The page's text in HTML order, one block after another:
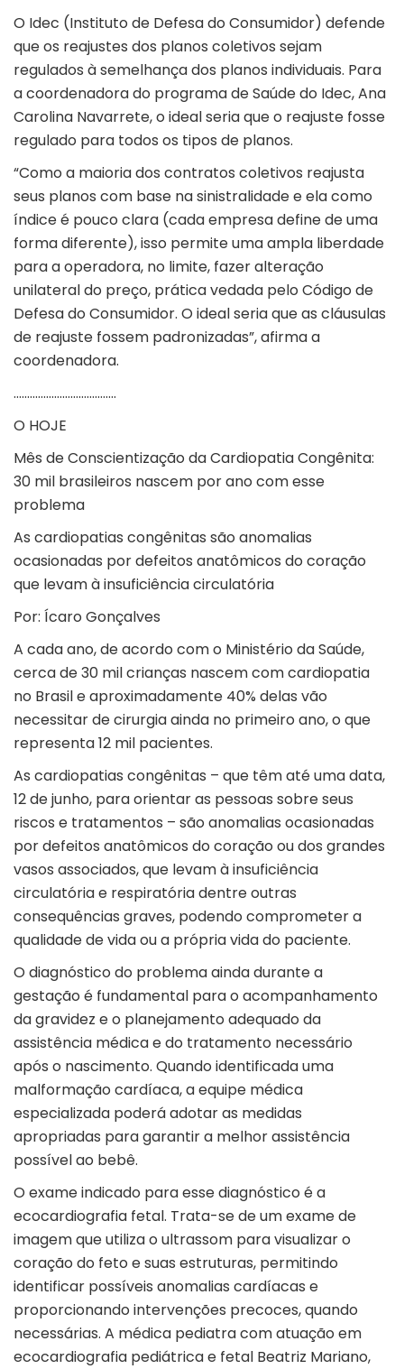
O Idec (Instituto de Defesa do Consumidor) defende
que os reajustes dos planos coletivos sejam
regulados à semelhança dos planos individuais. Para
a coordenadora do programa de Saúde do Idec, Ana
Carolina Navarrete, o ideal seria que o reajuste fosse
regulado para todos os tipos de planos.
“Como a maioria dos contratos coletivos reajusta
seus planos com base na sinistralidade e ela como
índice é pouco clara (cada empresa define de uma
forma diferente), isso permite uma ampla liberdade
para a operadora, no limite, fazer alteração
unilateral do preço, prática vedada pelo Código de
Defesa do Consumidor. O ideal seria que as cláusulas
de reajuste fossem padronizadas”, afirma a
coordenadora.
………………………………..
O HOJE
Mês de Conscientização da Cardiopatia Congênita:
30 mil brasileiros nascem por ano com esse
problema
As cardiopatias congênitas são anomalias
ocasionadas por defeitos anatômicos do coração
que levam à insuficiência circulatória
Por: Ícaro Gonçalves
A cada ano, de acordo com o Ministério da Saúde,
cerca de 30 mil crianças nascem com cardiopatia
no Brasil e aproximadamente 40% delas vão
necessitar de cirurgia ainda no primeiro ano, o que
representa 12 mil pacientes.
As cardiopatias congênitas – que têm até uma data,
12 de junho, para orientar as pessoas sobre seus
riscos e tratamentos – são anomalias ocasionadas
por defeitos anatômicos do coração ou dos grandes
vasos associados, que levam à insuficiência
circulatória e respiratória dentre outras
consequências graves, podendo comprometer a
qualidade de vida ou a própria vida do paciente.
O diagnóstico do problema ainda durante a
gestação é fundamental para o acompanhamento
da gravidez e o planejamento adequado da
assistência médica e do tratamento necessário
após o nascimento. Quando identificada uma
malformação cardíaca, a equipe médica
especializada poderá adotar as medidas
apropriadas para garantir a melhor assistência
possível ao bebê.
O exame indicado para esse diagnóstico é a
ecocardiografia fetal. Trata-se de um exame de
imagem que utiliza o ultrassom para visualizar o
coração do feto e suas estruturas, permitindo
identificar possíveis anomalias cardíacas e
proporcionando intervenções precoces, quando
necessárias. A médica pediatra com atuação em
ecocardiografia pediátrica e fetal Beatriz Mariano,